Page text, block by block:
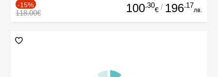
-15%
118.00€ 100.30
€ / 196.17
лв.